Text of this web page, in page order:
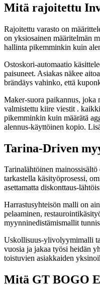
Mitä rajoitettu
Rajoitettu varasto on
on yksiosainen määritelmän
hallinta pikemminkin kuin
Ostoskori-automaatio
paisuneet. Asiakas näkee
brändäys vahinko, että
Maker-suora paikannus, joka
valmistettu kiire viestit .
pikemminkin kuin määrätä
alennus-käyttöinen kopio.
Tarina-Driven
Tarinalähtöinen
tarkastella käsityöprosessi,
asettamatta diskonttaus-
Harrastusyhteisön malli on
pelaaminen,
myynninedistämismallit
Uskollisuus-ylivolyymimalli
vuosia ja jakaa työsi heidän
toistuvien asiakkaiden
Mitä GT BOGO